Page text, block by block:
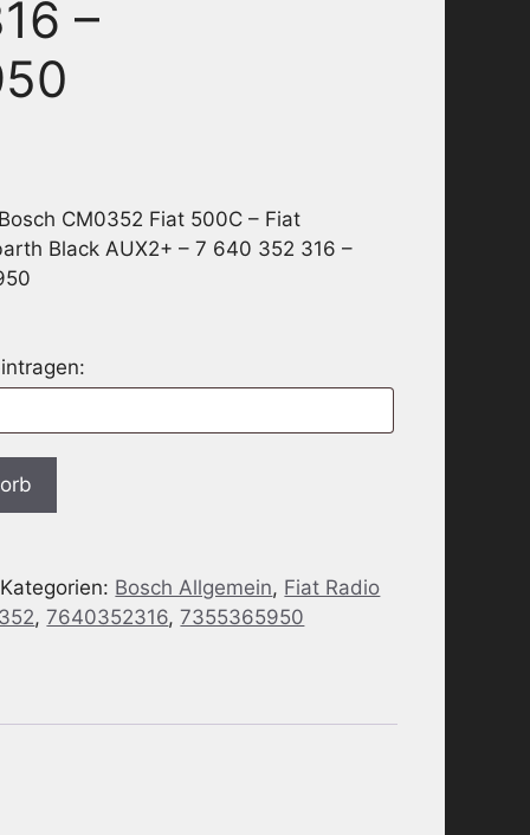
–
CM0352 Fiat 500C – Fiat
Black AUX2+ – 7 640 352 316 –
Kategorien: Bosch Allgemein, Fiat Radio
,7640352316,7355365950